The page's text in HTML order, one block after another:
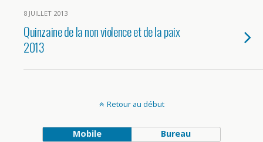
8 JUILLET 2013
Quinzaine de la non violence et de la paix
2013
Retour au début
Mobile Bureau